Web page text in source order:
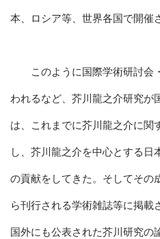
本、ロシア等、世界各国で開催
このように国際学術研討会
われるなど、芥川龍之介研究が
は、これまでに芥川龍之介に関
し、芥川龍之介を中心とする日
の貢献をしてきた。そしてその
ら刊行される学術雑誌等に掲載
国外にも公表された芥川研究の